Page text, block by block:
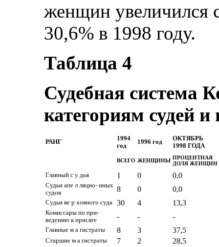
женщин увеличился
30,6% в 1998 году.
Таблица 4
Судебная система
категориям судей и
РАНГ
1994
год
1996 год
ОКТЯБРЬ
1998 ГОДА
ВСЕГО ЖЕНЩИНЫ ПРОЦЕНТНАЯ
ДОЛЯ ЖЕНЩИН
Главный с у дья 1 0 0,0
Судьи апе л ляцио- нных
судов
8 0 0,0
Судьи ве р ховного суда 30 4 13,3
Комиссары по при-
ведению к присяге
- - -
Главные м а гистраты 8 3 37,5
Старшие м а гистраты 7 2 28,5